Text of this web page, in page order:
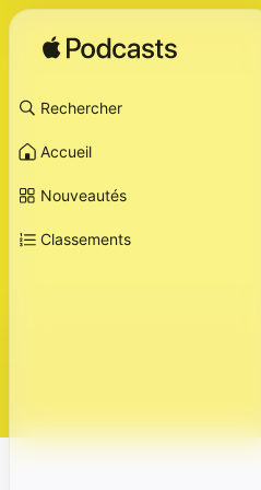
Rechercher
Accueil
Nouveautés
Classements